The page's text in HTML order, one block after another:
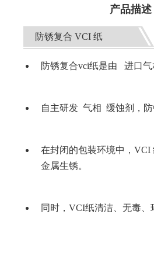
产品描述
防锈复合 VCI 纸
防锈复合vci纸是由 进口
自主研发 气相 缓蚀剂，
在封闭的包装环境中，
金属生锈。
同时，VCI纸清洁、无毒、